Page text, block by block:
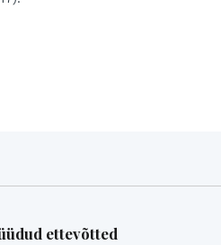
ettevõtted